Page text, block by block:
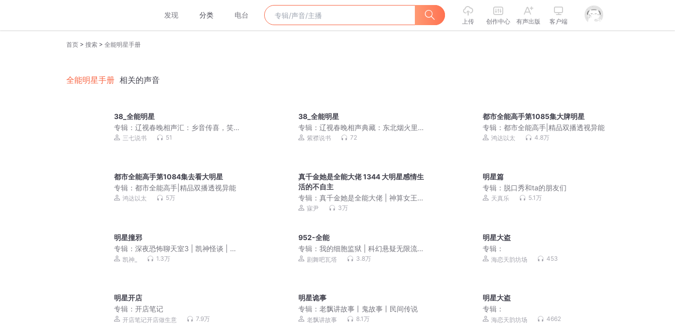
发现 分类 电台
上传 创作中心 有声出版 客户端
首页 > 搜索 > 全能明星手册
全能明星手册 相关的声音
38_全能明星
专辑： 辽视春晚相声汇：乡音传喜，笑
动山河
三七说书 51
38_全能明星
专辑：辽视春晚相声典藏：东北烟火里
的笑宴
紫襟说书 72
都市全能高手第1085集大牌明星
专辑：都市全能高手|精品双播透视异能
鸿达以太 4.8万
都市全能高手第1084集去看大明星
专辑： 都市全能高手|精品双播透视异能
鸿达以太 5万
真千金她是全能大佬 1344 大明星感情生
活的不自主
专辑：真千金她是全能大佬 | 神算女王
再回地球丨精品多人有声剧
寐尹 3万
明星篇
专辑： 脱口秀和ta的朋友们
天真乐 5.1万
明星撞邪
专辑： 深夜恐怖聊天室3 | 凯神怪谈 | 听
友故事
凯神_ 1.3万
952-全能
专辑：我的细胞监狱 | 科幻悬疑无限流 |
3D精品多人剧
剧舞吧瓦塔 3.8万
明星大盗
专辑：
海恋天韵坊场 453
明星开店
专辑： 开店笔记
开店笔记开店做生意 7.9万
明星诡事
专辑：老飘讲故事丨鬼故事丨民间传说
老飘讲故事 8.1万
明星大盗
专辑：
海恋天韵坊场 4662